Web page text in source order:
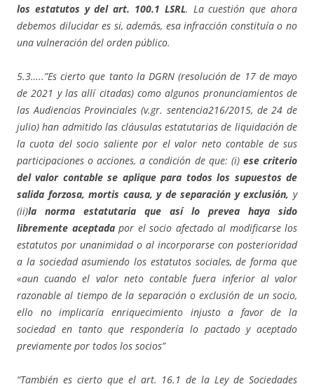
los estatutos y del art. 100.1 LSRL. La cuestión que ahora
debemos dilucidar es si, además, esa infracción constituía o no
una vulneración del orden público.
5.3…..”Es cierto que tanto la DGRN (resolución de 17 de mayo
de 2021 y las allí citadas) como algunos pronunciamientos de
las Audiencias Provinciales (v.gr. sentencia216/2015, de 24 de
julio) han admitido las cláusulas estatutarias de liquidación de
la cuota del socio saliente por el valor neto contable de sus
participaciones o acciones, a condición de que: (i) ese criterio
del valor contable se aplique para todos los supuestos de
salida forzosa, mortis causa, y de separación y exclusión, y
(ii)la norma estatutaria que así lo prevea haya sido
libremente aceptadapor el socio afectado al modificarse los
estatutos por unanimidad o al incorporarse con posterioridad
a la sociedad asumiendo los estatutos sociales, de forma que
«aun cuando el valor neto contable fuera inferior al valor
razonable al tiempo de la separación o exclusión de un socio,
ello no implicaría enriquecimiento injusto a favor de la
sociedad en tanto que respondería lo pactado y aceptado
previamente por todos los socios”
“También es cierto que el art. 16.1 de la Ley de Sociedades